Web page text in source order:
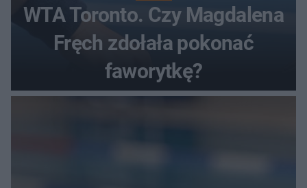
WTA Toronto. Czy Magdalena
Fręch zdołała pokonać
faworytkę?